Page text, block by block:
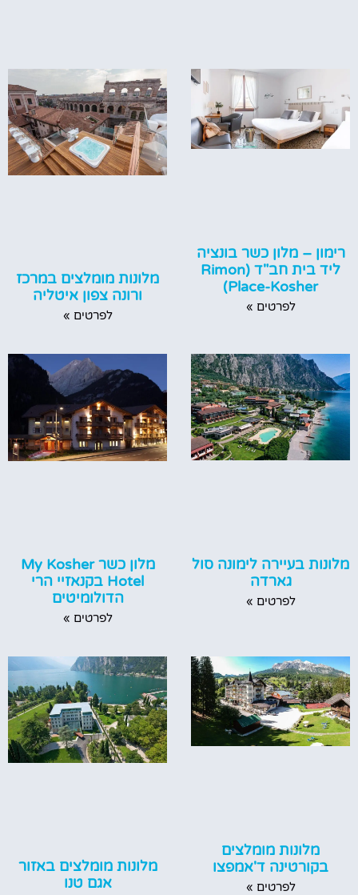
רימון – מלון כשר בונציה
ליד בית חב"ד (Rimon
Place-Kosher)
לפרטים »
מלונות מומלצים במרכז
ורונה צפון איטליה
לפרטים »
מלונות בעיירה לימונה סול
גארדה
לפרטים »
מלון כשר My Kosher
Hotel בקנאזיי הרי
הדולומיטים
לפרטים »
מלונות מומלצים
בקורטינה ד'אמפצו
לפרטים »
מלונות מומלצים באזור
אגם טנו